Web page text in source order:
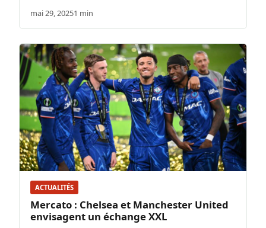
mai 29, 20251 min
ACTUALITÉS
Mercato : Chelsea et Manchester United
envisagent un échange XXL